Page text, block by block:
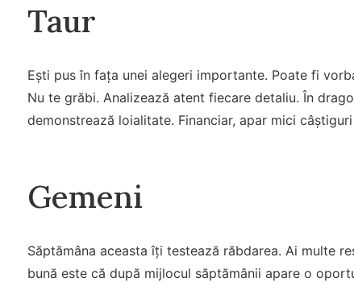
Taur
Ești pus în fața unei alegeri importante. Poate fi
Nu te grăbi. Analizează atent fiecare detaliu. În
demonstrează loialitate. Financiar, apar mici
Gemeni
Săptămâna aceasta îți testează răbdarea. Ai multe
bună este că după mijlocul săptămânii apare o